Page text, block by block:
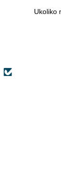
Ukoliko